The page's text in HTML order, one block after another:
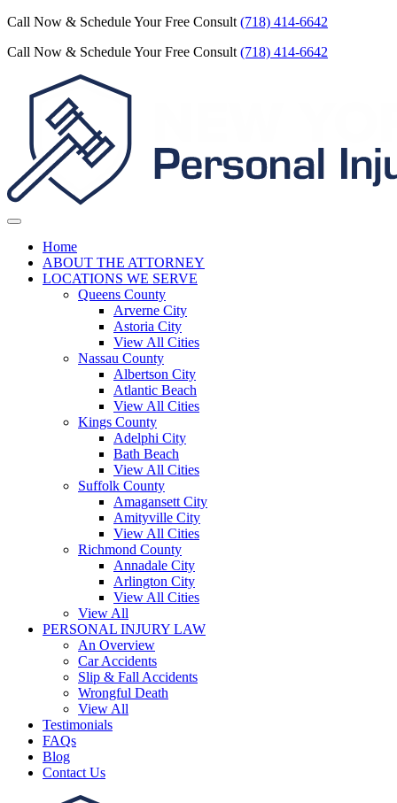
Call Now & Schedule Your Free Consult (718) 414-6642
Call Now & Schedule Your Free Consult (718) 414-6642
Home
ABOUT THE ATTORNEY
LOCATIONS WE SERVE
Queens County
Arverne City
Astoria City
View All Cities
Nassau County
Albertson City
Atlantic Beach
View All Cities
Kings County
Adelphi City
Bath Beach
View All Cities
Suffolk County
Amagansett City
Amityville City
View All Cities
Richmond County
Annadale City
Arlington City
View All Cities
View All
PERSONAL INJURY LAW
An Overview
Car Accidents
Slip & Fall Accidents
Wrongful Death
View All
Testimonials
FAQs
Blog
Contact Us